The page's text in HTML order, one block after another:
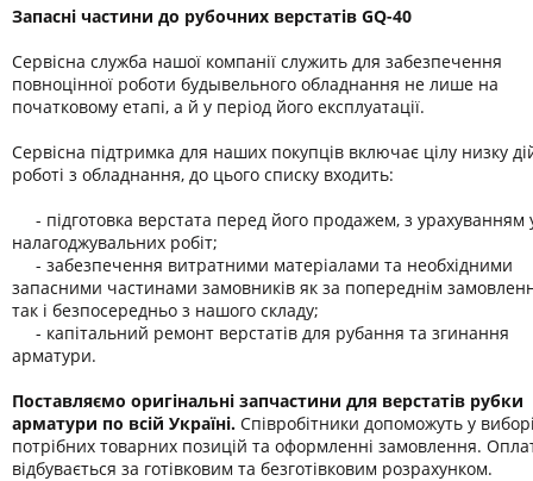
Запасні частини до рубочних верстатів GQ-40
Сервісна служба нашої компанії служить для забезпечення
повноцінної роботи будывельного обладнання не лише на
початковому етапі, а й у період його експлуатації.
Сервісна підтримка для наших покупців включає цілу низку
роботі з обладнання, до цього списку входить:
- підготовка верстата перед його продажем, з урахуванням
налагоджувальних робіт;
- забезпечення витратними матеріалами та необхідними
запасними частинами замовників як за попереднім
так і безпосередньо з нашого складу;
- капітальний ремонт верстатів для рубання та згинання
арматури.
Поставляємо оригінальні запчастини для верстатів рубки
арматури по всій Україні. Співробітники допоможуть у
потрібних товарних позицій та оформленні замовлення.
відбувається за готівковим та безготівковим розрахунком.